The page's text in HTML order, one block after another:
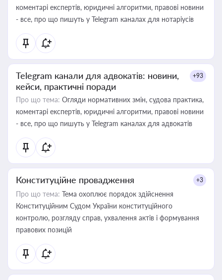
коментарі експертів, юридичні алгоритми, правові новини
- все, про що пишуть у Telegram каналах для нотаріусів
Telegram канали для адвокатів: новини,
кейси, практичні поради
+93
Про що тема: Огляди нормативних змін, судова практика,
коментарі експертів, юридичні алгоритми, правові новини
- все, про що пишуть у Telegram каналах для адвокатів
Конституційне провадження +3
Про що тема: Тема охоплює порядок здійснення
Конституційним Судом України конституційного
контролю, розгляду справ, ухвалення актів і формування
правових позицій